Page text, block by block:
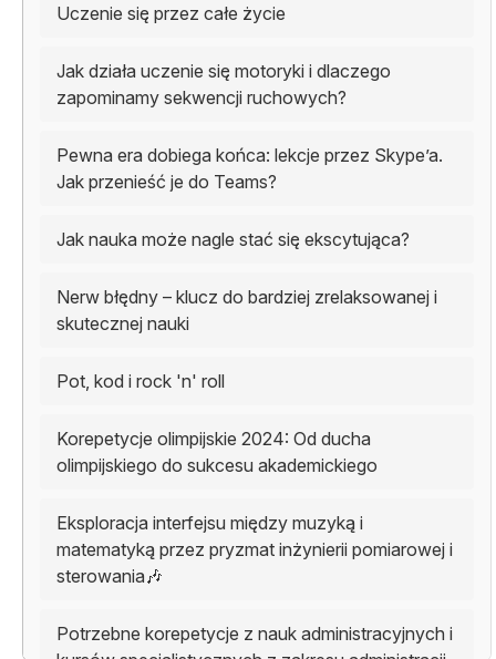
Uczenie się przez całe życie
Jak działa uczenie się motoryki i dlaczego
zapominamy sekwencji ruchowych?
Pewna era dobiega końca: lekcje przez Skype’a.
Jak przenieść je do Teams?
Jak nauka może nagle stać się ekscytująca?
Nerw błędny – klucz do bardziej zrelaksowanej i
skutecznej nauki
Pot, kod i rock 'n' roll
Korepetycje olimpijskie 2024: Od ducha
olimpijskiego do sukcesu akademickiego
Eksploracja interfejsu między muzyką i
matematyką przez pryzmat inżynierii pomiarowej i
sterowania🎶
Potrzebne korepetycje z nauk administracyjnych i